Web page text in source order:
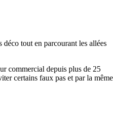
tout en parcourant les allées
commercial depuis plus de 25
certains faux pas et par la même